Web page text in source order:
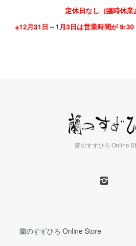
定休日なし（臨時休業
※12月31日～1月3日は営業時間が 9:30
蘭のすずひろ Online
蘭のすずひろ Online Store